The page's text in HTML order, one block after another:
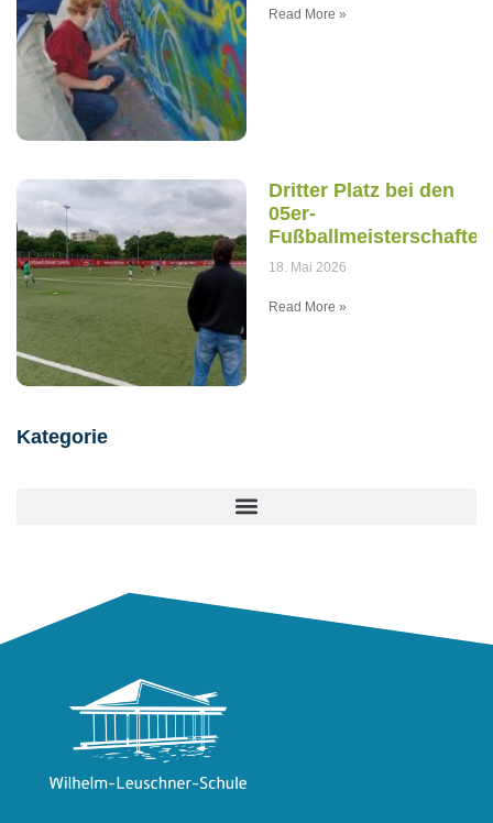
Read More »
Dritter Platz bei den
05er-
Fußballmeisterschaften
18. Mai 2026
Read More »
Kategorie